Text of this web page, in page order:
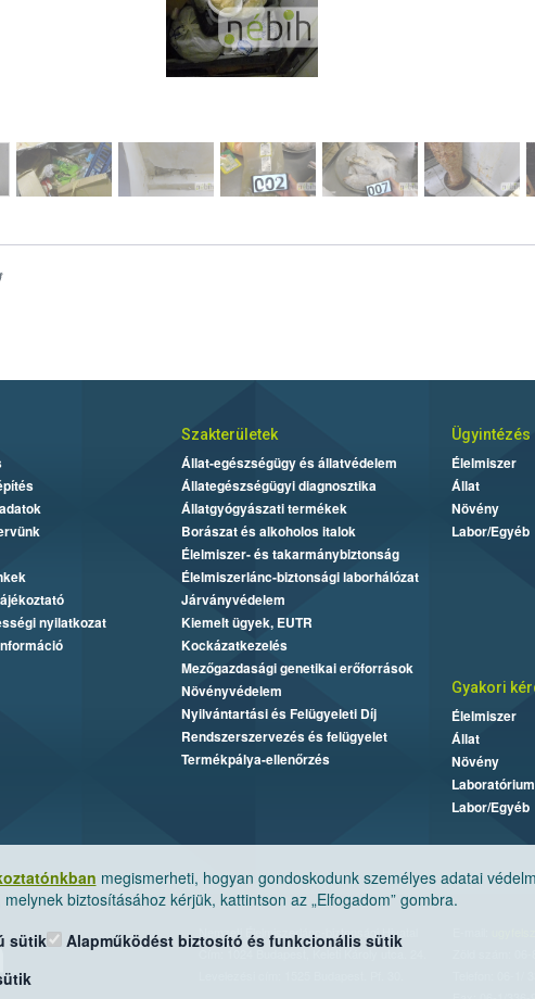
megismerheti, hogyan gondoskodunk személyes adatai
biztosításához kérjük, kattintson az „Elfogadom” gombra.
sütik
Alapműködést biztosító és funkcionális sütik
nyilatkozat
Szakterületek
Állat-egészségügy és állatvédelem
Állategészségügyi diagnosztika
Állatgyógyászati termékek
Borászat és alkoholos italok
Élelmiszer- és takarmánybiztonság
Élelmiszerlánc-biztonsági laborhálózat
Járványvédelem
Kiemelt ügyek, EUTR
Kockázatkezelés
Mezőgazdasági genetikai erőforrások
Növényvédelem
Nyilvántartási és Felügyeleti Díj
Rendszerszervezés és felügyelet
Termékpálya-ellenőrzés
Ügyintézés
Élelmiszer
Állat
Növény
Labor/Egyéb
Gyakori
Élelmiszer
Állat
Növény
Labor/Egyéb
Nemzeti Élelmiszerlánc-biztonsági Hivatal